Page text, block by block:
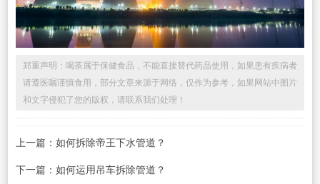
郑重声明：喝茶属于保健食品，不能直接替代药品使用，如果患有疾病者
请遵医嘱谨慎食用，部分文章来源于网络，仅作为参考，如果网站中图片
和文字侵犯了您的版权，请联系我们处理！
上一篇：如何拆除帝王下水管道？
下一篇：如何运用吊车拆除管道？